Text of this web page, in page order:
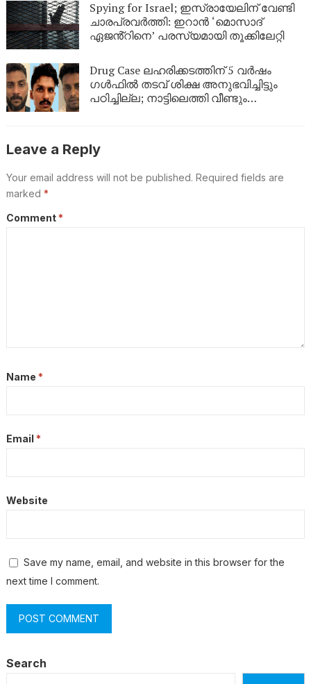
Spying for Israel; ഇസ്രായേലിന് വേണ്ടി
ചാരപ്രവർത്തി: ഇറാൻ ‘മൊസാദ്
ഏജൻ്റിനെ’ പരസ്യമായി തൂക്കിലേറ്റി
Drug Case ലഹരിക്കടത്തിന് 5 വർഷം
ഗൾഫിൽ തടവ് ശിക്ഷ അനുഭവിച്ചിട്ടും
പഠിച്ചില്ല; നാട്ടിലെത്തി വീണ്ടും
Leave a Reply
Your email address will not be published. Required fields are
marked *
Comment *
Name *
Email *
Website
Save my name, email, and website in this browser for the
next time I comment.
Search